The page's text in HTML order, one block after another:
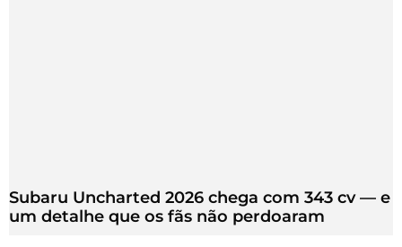
Subaru Uncharted 2026 chega com 343 cv — e
um detalhe que os fãs não perdoaram